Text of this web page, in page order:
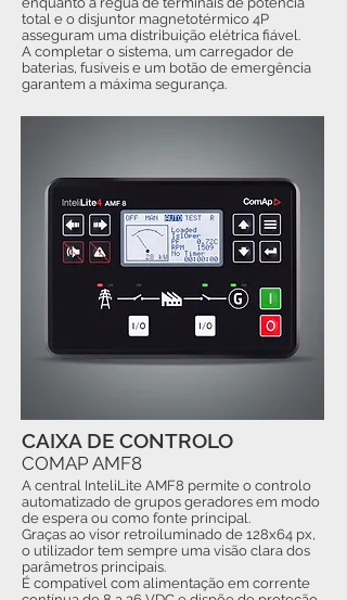
total e o disjuntor magnetotérmico 4P
asseguram uma distribuição elétrica fiável.
A completar o sistema, um carregador de
baterias, fusíveis e um botão de emergência
garantem a máxima segurança.
A central InteliLite AMF8 permite o controlo
automatizado de grupos geradores em modo
de espera ou como fonte principal.
Graças ao visor retroiluminado de 128x64 px,
o utilizador tem sempre uma visão clara dos
parâmetros principais.
É compatível com alimentação em corrente
CAIXA DE CONTROLO
COMAP AMF8